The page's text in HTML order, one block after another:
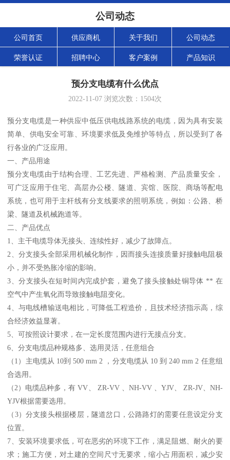
公司动态
公司首页 供应商机 关于我们 公司动态
荣誉认证 招聘中心 客户案例 产品知识
预分支电缆有什么优点
2022-11-07 浏览次数： 1504次
预分支电缆是一种供应中低压供电线路系统的电缆，因为具有安装
简单、供电安全可靠、环境要求低及免维护等特点，所以受到了各
行各业的广泛应用。
一、产品用途
预分支电缆由于结构合理、工艺先进、严格检测、产品质量安全，
可广泛应用于住宅、高层办公楼、隧道、宾馆、医院、商场等配电
系统，也可用于主杆线有分支线要求的照明系统，例如：公路、桥
梁、隧道及机械跑道等。
二、产品优点
1、主干电缆导体无接头、连续性好，减少了故障点。
2、分支接头全部采用机械化制作，因而接头连接质量好接触电阻极
小，并不受热胀冷缩的影响。
3、分支接头在短时间内完成护套，避免了接头接触处铜导体 ** 在
空气中产生氧化而导致接触电阻变化。
4、与电线槽输送电相比，可降低工程造价，且技术经济指示高，综
合经济效益显著。
5、可按照设计要求，在一定长度范围内进行无接点分支。
6、分支电缆品种规格多、选用灵活，任意组合
（1）主电缆从 10到 500 mm 2 ，分支电缆从 10 到 240 mm 2 任意组
合选用。
（2）电缆品种多，有 VV、 ZR-VV 、NH-VV 、YJV、 ZR-JV、NH-
YJV根据需要选用。
（3）分支接头根据楼层，隧道岔口，公路路灯的需要任意设定分支
位置。
7、安装环境要求低，可在恶劣的环境下工作，满足阻燃、耐火的要
求；施工方便，对土建的空间尺寸无要求，缩小占用面积，减少安